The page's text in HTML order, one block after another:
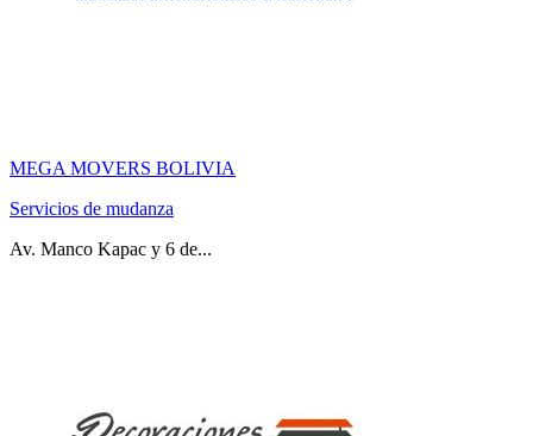
MEGA MOVERS BOLIVIA
Servicios de mudanza
Av. Manco Kapac y 6 de...